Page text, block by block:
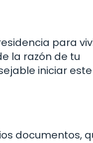
para
la razón de tu
iniciar este
documentos,